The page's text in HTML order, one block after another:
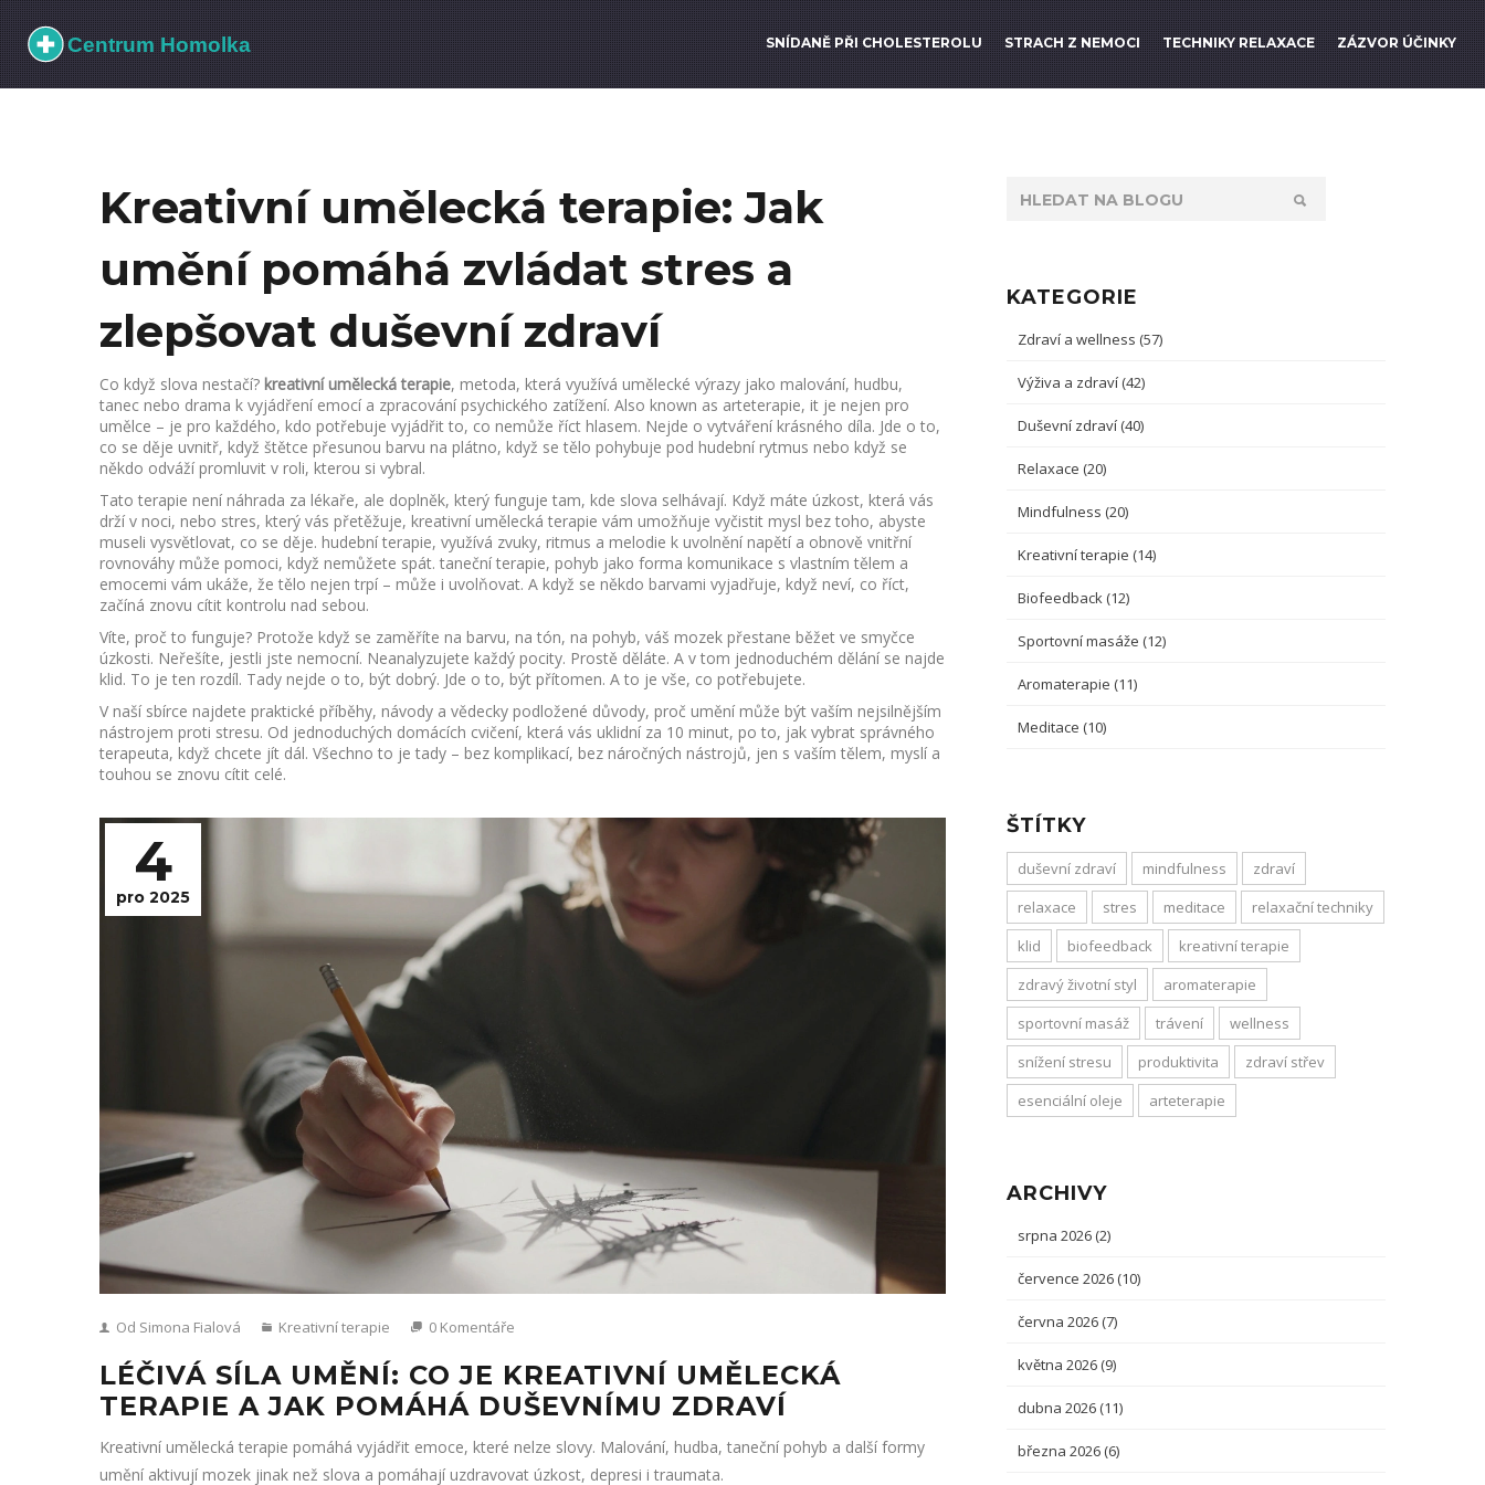
SNÍDANĚ PŘI CHOLESTEROLU STRACH Z NEMOCI TECHNIKY RELAXACE ZÁZVOR ÚČINKY
Kreativní umělecká terapie: Jak
umění pomáhá zvládat stres a
zlepšovat duševní zdraví
Co když slova nestačí? kreativní umělecká terapie, metoda, která využívá umělecké výrazy jako malování, hudbu,
tanec nebo drama k vyjádření emocí a zpracování psychického zatížení. Also known as arteterapie, it je nejen pro
umělce – je pro každého, kdo potřebuje vyjádřit to, co nemůže říct hlasem. Nejde o vytváření krásného díla. Jde o to,
co se děje uvnitř, když štětce přesunou barvu na plátno, když se tělo pohybuje pod hudební rytmus nebo když se
někdo odváží promluvit v roli, kterou si vybral.
Tato terapie není náhrada za lékaře, ale doplněk, který funguje tam, kde slova selhávají. Když máte úzkost, která vás
drží v noci, nebo stres, který vás přetěžuje, kreativní umělecká terapie vám umožňuje vyčistit mysl bez toho, abyste
museli vysvětlovat, co se děje. hudební terapie, využívá zvuky, ritmus a melodie k uvolnění napětí a obnově vnitřní
rovnováhy může pomoci, když nemůžete spát. taneční terapie, pohyb jako forma komunikace s vlastním tělem a
emocemi vám ukáže, že tělo nejen trpí – může i uvolňovat. A když se někdo barvami vyjadřuje, když neví, co říct,
začíná znovu cítit kontrolu nad sebou.
Víte, proč to funguje? Protože když se zaměříte na barvu, na tón, na pohyb, váš mozek přestane běžet ve smyčce
úzkosti. Neřešíte, jestli jste nemocní. Neanalyzujete každý pocity. Prostě děláte. A v tom jednoduchém dělání se najde
klid. To je ten rozdíl. Tady nejde o to, být dobrý. Jde o to, být přítomen. A to je vše, co potřebujete.
V naší sbírce najdete praktické příběhy, návody a vědecky podložené důvody, proč umění může být vaším nejsilnějším
nástrojem proti stresu. Od jednoduchých domácích cvičení, která vás uklidní za 10 minut, po to, jak vybrat správného
terapeuta, když chcete jít dál. Všechno to je tady – bez komplikací, bez náročných nástrojů, jen s vaším tělem, myslí a
touhou se znovu cítit celé.
4
pro 2025
Od Simona Fialová Kreativní terapie 0 Komentáře
LÉČIVÁ SÍLA UMĚNÍ: CO JE KREATIVNÍ UMĚLECKÁ
TERAPIE A JAK POMÁHÁ DUŠEVNÍMU ZDRAVÍ
Kreativní umělecká terapie pomáhá vyjádřit emoce, které nelze slovy. Malování, hudba, taneční pohyb a další formy
umění aktivují mozek jinak než slova a pomáhají uzdravovat úzkost, depresi i traumata.
KATEGORIE
Zdraví a wellness (57)
Výživa a zdraví (42)
Duševní zdraví (40)
Relaxace (20)
Mindfulness (20)
Kreativní terapie (14)
Biofeedback (12)
Sportovní masáže (12)
Aromaterapie (11)
Meditace (10)
ŠTÍTKY
duševní zdraví mindfulness
zdraví
relaxace
stres meditace
relaxační techniky
klid
biofeedback
kreativní terapie
zdravý životní styl
aromaterapie
sportovní masáž
trávení
wellness
snížení stresu
produktivita
zdraví střev
esenciální oleje
arteterapie
ARCHIVY
srpna 2026 (2)
července 2026 (10)
června 2026 (7)
května 2026 (9)
dubna 2026 (11)
března 2026 (6)